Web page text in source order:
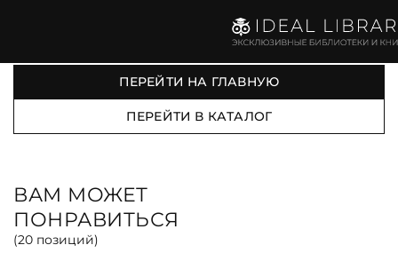
ВАША КОРЗИНА ПУСТА
ПЕРЕЙТИ НА ГЛАВНУЮ
ПЕРЕЙТИ В КАТАЛОГ
ВАМ МОЖЕТ
ПОНРАВИТЬСЯ
(20 позиций)